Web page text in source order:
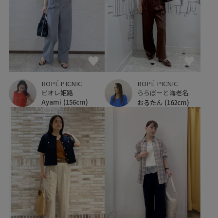
ROPÉ PICNIC
ピオレ姫路
Ayami (156cm)
ROPÉ PICNIC
ららぽーと海老名
おるたん (162cm)